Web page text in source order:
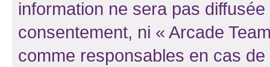
information ne sera pas
consentement, ni « Arcade
comme responsables en cas